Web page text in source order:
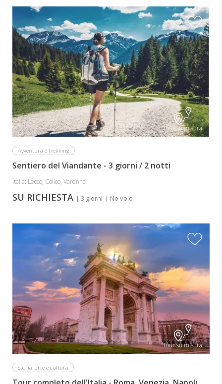
Tour su misura
Avventura e trekking
Sentiero del Viandante - 3 giorni / 2 notti
Italia: Lecco, Colico, Varenna
SU RICHIESTA | 3 giorni | No volo
Tour su misura
Storia, arte e cultura